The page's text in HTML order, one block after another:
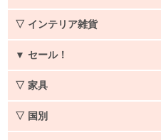
▽ インテリア雑貨
▼ セール！
▽ 家具
▽ 国別